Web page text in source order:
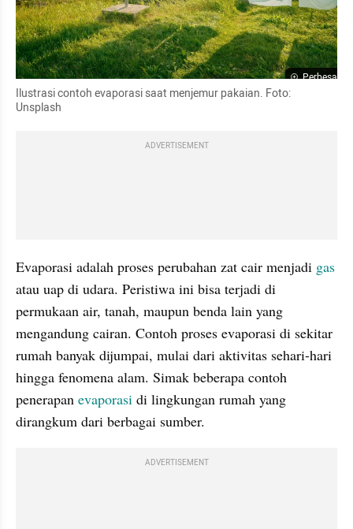
Perbesar
Ilustrasi contoh evaporasi saat menjemur pakaian. Foto:
Unsplash
ADVERTISEMENT
Evaporasi adalah proses perubahan zat cair menjadi
atau uap di udara. Peristiwa ini bisa terjadi di
permukaan air, tanah, maupun benda lain yang
mengandung cairan. Contoh proses evaporasi di sekitar
rumah banyak dijumpai, mulai dari aktivitas sehari-hari
hingga fenomena alam. Simak beberapa contoh
penerapan evaporasi di lingkungan rumah yang
dirangkum dari berbagai sumber.
ADVERTISEMENT